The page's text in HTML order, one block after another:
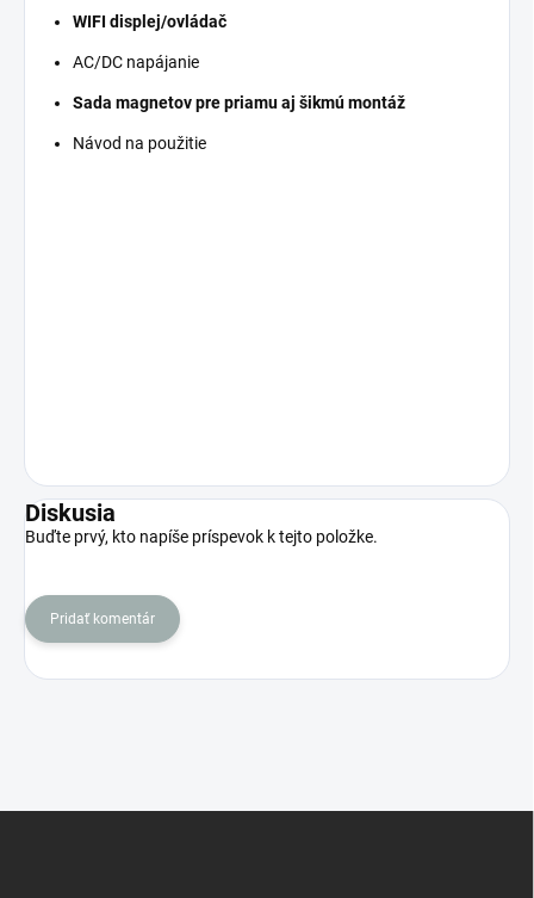
WIFI displej/ovládač
AC/DC napájanie
Sada magnetov pre priamu aj šikmú montáž
Návod na použitie
Diskusia
Buďte prvý, kto napíše príspevok k tejto položke.
Pridať komentár